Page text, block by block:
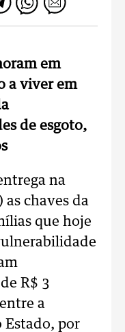
em
a viver em
de esgoto,
na
chaves da
que hoje
R$ 3
a
Estado, por